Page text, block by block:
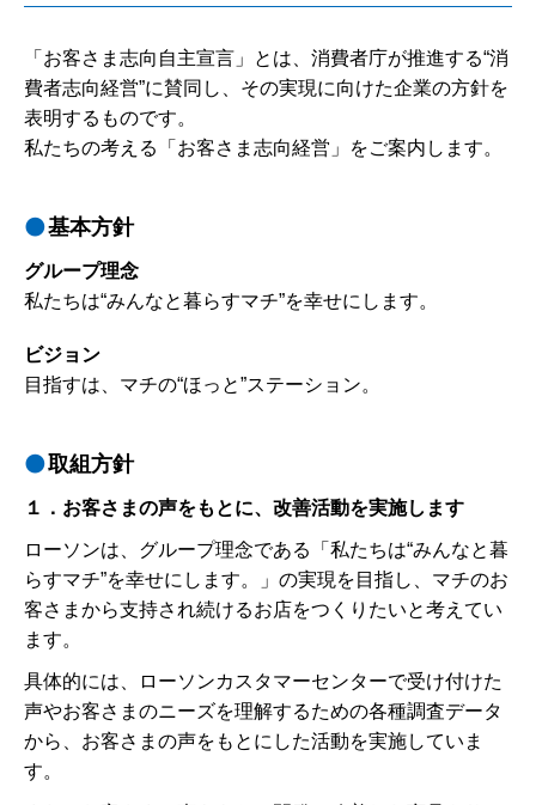
「お客さま志向自主宣言」とは、消費者庁が推進する“消
費者志向経営”に賛同し、その実現に向けた企業の方針を
表明するものです。
私たちの考える「お客さま志向経営」をご案内します。
基本方針
グループ理念
私たちは“みんなと暮らすマチ”を幸せにします。
ビジョン
目指すは、マチの“ほっと”ステーション。
取組方針
１．お客さまの声をもとに、改善活動を実施します
ローソンは、グループ理念である「私たちは“みんなと暮
らすマチ”を幸せにします。」の実現を目指し、マチのお
客さまから支持され続けるお店をつくりたいと考えてい
ます。
具体的には、ローソンカスタマーセンターで受け付けた
声やお客さまのニーズを理解するための各種調査データ
から、お客さまの声をもとにした活動を実施していま
す。